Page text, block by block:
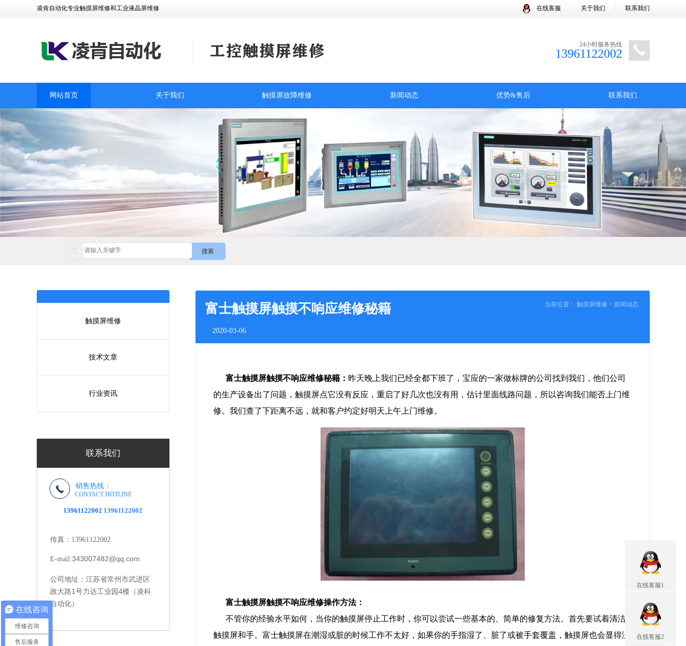
在线客服 关于我们 联系我们
凌肯自动化专业触摸屏维修和工业液晶屏维修
24小时服务热线
13961122002
网站首页 关于我们 触摸屏故障维修 新闻动态 优势&售后 联系我们
搜索
触摸屏维修
技术文章
行业资讯
联系我们
销售热线：
CONTACT HOTLINE
13961122002 13961122002
传真：13961122002
E-mail:343007482@qq.com
公司地址： 江苏省常州市武进区
政大路1号力达工业园4楼（凌科
自动化）
当前位置： 触摸屏维修 > 新闻动态
富士触摸屏触摸不响应维修秘籍
2020-03-06
富士触摸屏触摸不响应维修秘籍： 昨天晚上我们已经全都下班了，宝应的一家做标牌的公司找到我们，他们公司
的生产设备出了问题，触摸屏点它没有反应，重启了好几次也没有用，估计里面线路问题，所以咨询我们能否上门维
修。我们查了下距离不远，就和客户约定好明天上午上门维修。
富士触摸屏触摸不响应维修操作方法：
不管你的经验水平如何，当你的触摸屏停止工作时，你可以尝试一些基本的、简单的修复方法。首先要试着清洁
触摸屏和手。富士触摸屏在潮湿或脏的时候工作不太好，如果你的手指湿了、脏了或被手套覆盖，触摸屏也会显得没
在线客服1
在线客服2
在线咨询
维修咨询
售后服务